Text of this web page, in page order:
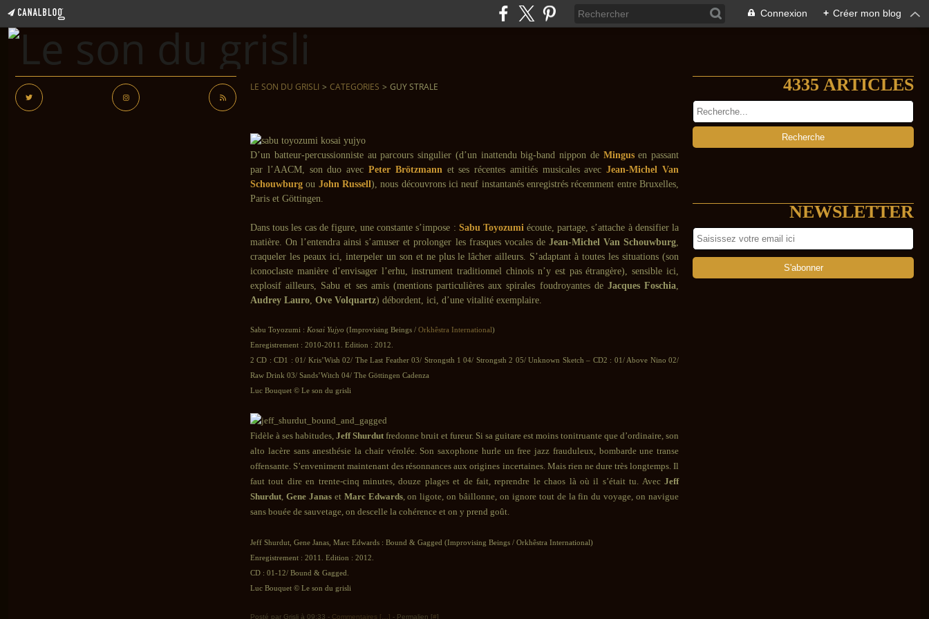
Connexion + Créer mon blog
LE SON DU GRISLI > CATEGORIES > GUY STRALE
D’un batteur-percussionniste au parcours singulier (d’un inattendu big-band nippon de Mingusen passant
par l’AACM, son duo avec Peter Brötzmann et ses récentes amitiés musicales avecJean-Michel Van
Schouwburg ou John Russell), nous découvrons ici neuf instantanés enregistrés récemment entre Bruxelles,
Paris et Göttingen.
Dans tous les cas de figure, une constante s’impose : Sabu Toyozumiécoute, partage, s’attache à densifier la
matière. On l’entendra ainsi s’amuser et prolonger les frasques vocales de Jean-Michel Van Schouwburg,
craqueler les peaux ici, interpeler un son et ne plus le lâcher ailleurs. S’adaptant à toutes les situations (son
iconoclaste manière d’envisager l’erhu, instrument traditionnel chinois n’y est pas étrangère), sensible ici,
explosif ailleurs, Sabu et ses amis (mentions particulières aux spirales foudroyantes de Jacques Foschia,
Audrey Lauro, Ove Volquartz) débordent, ici, d’une vitalité exemplaire.
Sabu Toyozumi : Kosai Yujyo (Improvising Beings / Orkhêstra International)
Enregistrement : 2010-2011. Edition : 2012.
2 CD : CD1 : 01/ Kris’Wish 02/ The Last Feather 03/ Strongsth 1 04/ Strongsth 2 05/ Unknown Sketch – CD2 : 01/ Above Nino 02/
Raw Drink 03/ Sands’Witch 04/ The Göttingen Cadenza
Luc Bouquet © Le son du grisli
Fidèle à ses habitudes, Jeff Shurdut fredonne bruit et fureur. Si sa guitare est moins tonitruante que d’ordinaire, son
alto lacère sans anesthésie la chair vérolée. Son saxophone hurle un free jazz frauduleux, bombarde une transe
offensante. S’enveniment maintenant des résonnances aux origines incertaines. Mais rien ne dure très longtemps. Il
faut tout dire en trente-cinq minutes, douze plages et de fait, reprendre le chaos là où il s’était tu. AvecJeff
Shurdut, Gene Janaset Marc Edwards, on ligote, on bâillonne, on ignore tout de la fin du voyage, on navigue
sans bouée de sauvetage, on descelle la cohérence et on y prend goût.
Jeff Shurdut, Gene Janas, Marc Edwards : Bound & Gagged (Improvising Beings / Orkhêstra International)
Enregistrement : 2011. Edition : 2012.
CD : 01-12/ Bound & Gagged.
Luc Bouquet © Le son du grisli
Posté par Grisli à 09:33 - Commentaires [ ] - Permalien [#]
4335 ARTICLES
NEWSLETTER